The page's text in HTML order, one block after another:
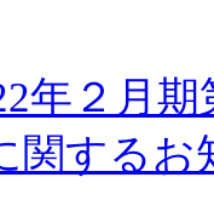
年２月
関するお